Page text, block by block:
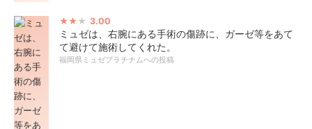
3.00
ミュゼは、右腕にある手術の傷跡に、ガーゼ等をあて
て避けて施術してくれた。
福岡県ミュゼプラチナムへの投稿